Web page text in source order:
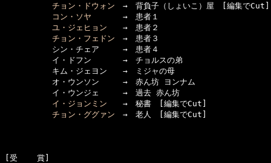
チョン・ドウォン →　背負子（しょいこ）屋　[編集でCut]
コン・ソヤ →　患者１
ユ・ジェヒョン →　患者２
チョン・フェドン →　患者３
シン・チェア　　　→　患者４
イ・ドフン　　　　→　チョルスの弟
キム・ジェヨン　　→　ミジャの母
オ・ウンソン　　　→　赤ん坊 ヨンナム
イ・ウンジェ　　　→　過去 赤ん坊
イ・ジョンミン →　秘書　[編集でCut]
チョン・ググァン →　老人　[編集でCut]
[受    賞]